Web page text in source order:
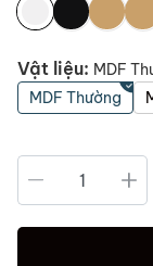
Vật liệu: MDF
MDF Thường